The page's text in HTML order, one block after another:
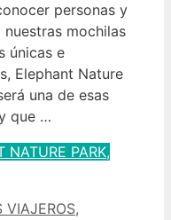
personas y
nuestras mochilas
únicas e
Elephant Nature
una de esas
que …
NATURE PARK,
VIAJEROS,